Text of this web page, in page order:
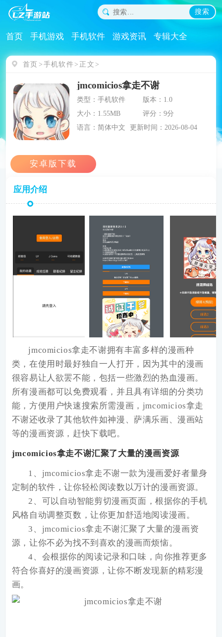
搜索
首页 手机游戏 手机软件 游戏资讯 专辑大全
首页 手机软件 正文
jmcomicios拿走不谢
类型：手机软件
版本：1.0
大小：1.55MB
评分：9分
语言：简体中文
更新时间：2026-08-04
应用介绍
jmcomicios拿走不谢拥有丰富多样的漫画种
类，在使用时最好独自一人打开，因为其中的漫画
很容易让人欲罢不能，包括一些激烈的热血漫画。
所有漫画都可以免费观看，并且具有详细的分类功
能，方便用户快速搜索所需漫画，jmcomicios拿走
不谢还收录了其他软件如神漫、萨满乐画、漫画站
等的漫画资源，赶快下载吧。
jmcomicios拿走不谢汇聚了大量的漫画资源
1、jmcomicios拿走不谢一款为漫画爱好者量身
定制的软件，让你轻松阅读数以万计的漫画资源。
2、可以自动智能剪切漫画页面，根据你的手机
风格自动调整页数，让你更加舒适地阅读漫画。
3、jmcomicios拿走不谢汇聚了大量的漫画资
源，让你不必为找不到喜欢的漫画而烦恼。
4、会根据你的阅读记录和口味，向你推荐更多
符合你喜好的漫画资源，让你不断发现新的精彩漫
画。